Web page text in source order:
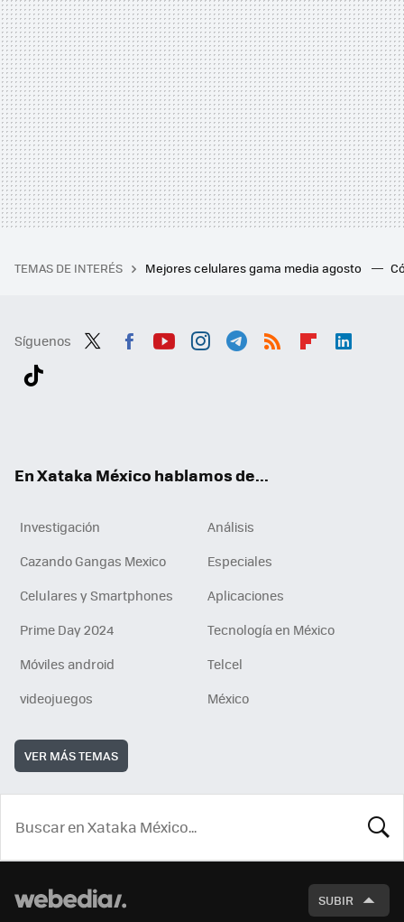
TEMAS DE INTERÉS Mejores celulares gama media agosto
Síguenos
En Xataka México hablamos de...
Investigación
Análisis
Cazando Gangas Mexico
Especiales
Celulares y Smartphones
Aplicaciones
Prime Day 2024
Tecnología en México
Móviles android
Telcel
videojuegos
México
VER MÁS TEMAS
SUBIR